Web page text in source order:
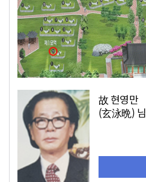
故 현영만
(玄泳晩) 님